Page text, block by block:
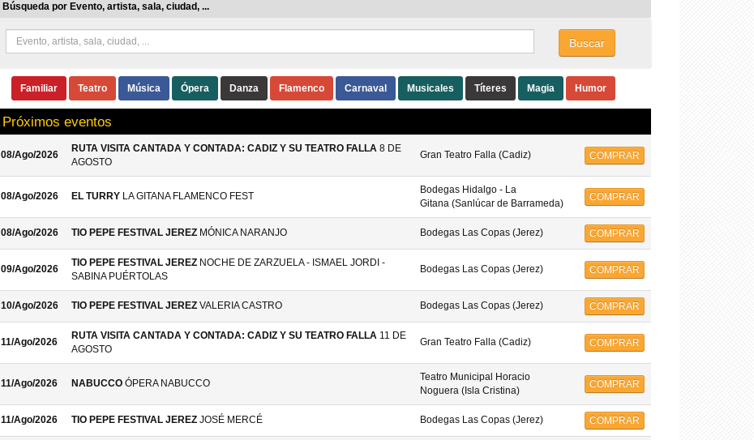
Búsqueda por Evento, artista, sala, ciudad, ...
Buscar
Familiar Teatro Música Ópera Danza Flamenco Carnaval Musicales Títeres Magia Humor
Próximos eventos
08/Ago/2026
RUTA VISITA CANTADA Y CONTADA: CADIZ Y SU TEATRO FALLA 8 DE
AGOSTO
Gran Teatro Falla (Cadiz) COMPRAR
08/Ago/2026 EL TURRY LA GITANA FLAMENCO FEST
Bodegas Hidalgo - La
Gitana (Sanlúcar de Barrameda)
COMPRAR
08/Ago/2026 TIO PEPE FESTIVAL JEREZ MÓNICA NARANJO Bodegas Las Copas (Jerez) COMPRAR
09/Ago/2026
TIO PEPE FESTIVAL JEREZ NOCHE DE ZARZUELA - ISMAEL JORDI -
SABINA PUÉRTOLAS
Bodegas Las Copas (Jerez) COMPRAR
10/Ago/2026 TIO PEPE FESTIVAL JEREZ VALERIA CASTRO Bodegas Las Copas (Jerez) COMPRAR
11/Ago/2026
RUTA VISITA CANTADA Y CONTADA: CADIZ Y SU TEATRO FALLA 11 DE
AGOSTO
Gran Teatro Falla (Cadiz) COMPRAR
11/Ago/2026 NABUCCO ÓPERA NABUCCO
Teatro Municipal Horacio
Noguera (Isla Cristina)
COMPRAR
11/Ago/2026 TIO PEPE FESTIVAL JEREZ JOSÉ MERCÉ Bodegas Las Copas (Jerez) COMPRAR